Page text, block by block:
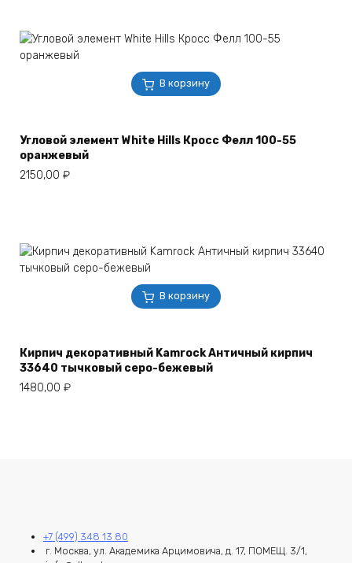
В корзину
Угловой элемент White Hills Кросс Фелл 100-55
оранжевый
2150,00 ₽
В корзину
Кирпич декоративный Kamrock Античный кирпич
33640 тычковый серо-бежевый
1480,00 ₽
+7 (499) 348 13 80
г. Москва, ул. Академика Арцимовича, д. 17, ПОМЕЩ. 3/1,